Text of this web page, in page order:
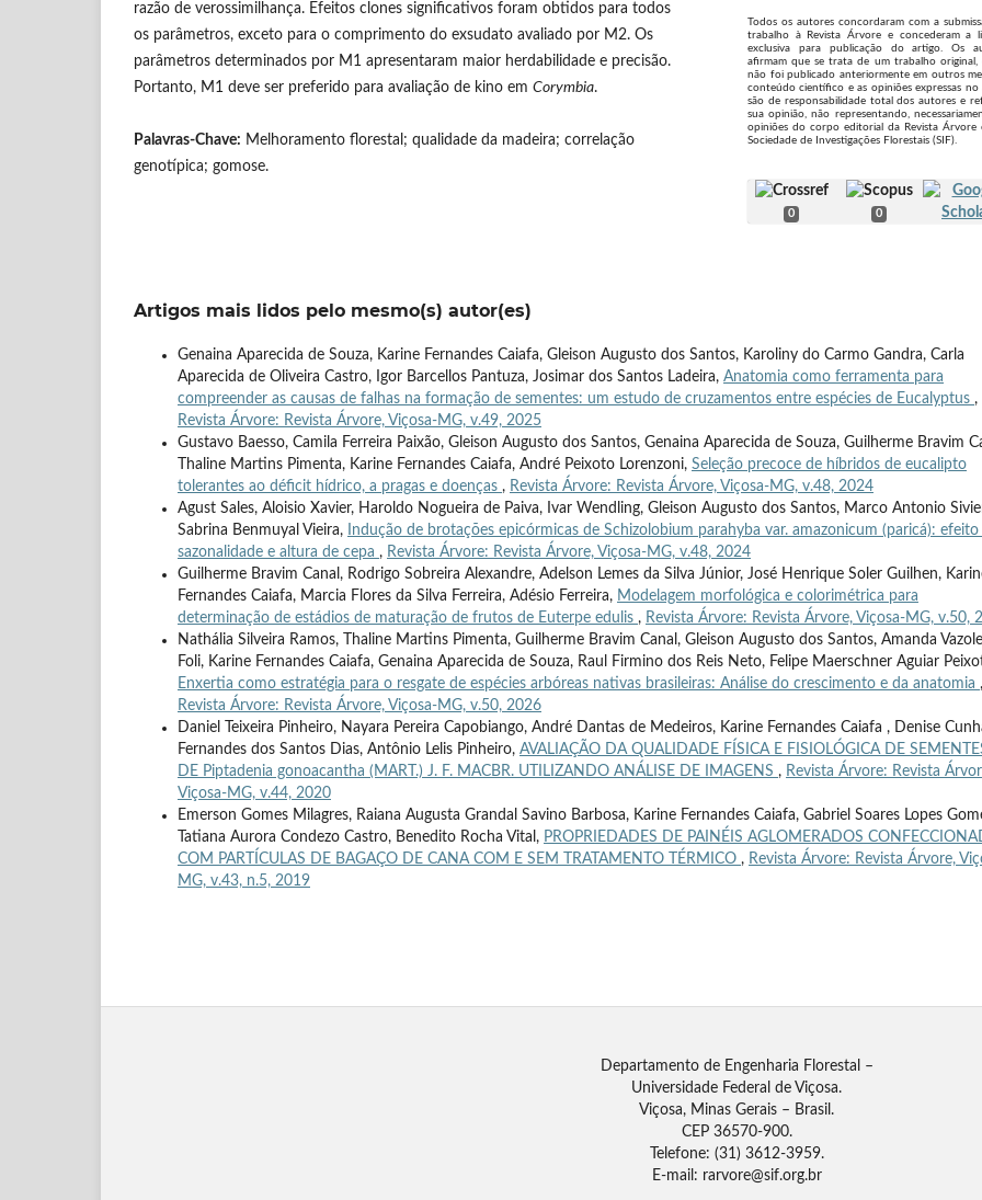
razão de verossimilhança. Efeitos clones significativos foram obtidos para todos
os parâmetros, exceto para o comprimento do exsudato avaliado por M2. Os
parâmetros determinados por M1 apresentaram maior herdabilidade e precisão.
Portanto, M1 deve ser preferido para avaliação de kino em Corymbia.
Palavras-Chave: Melhoramento florestal; qualidade da madeira; correlação
genotípica; gomose.
Todos os autores concordaram com a
trabalho à Revista Árvore e concederam a
exclusiva para publicação do artigo. Os
afirmam que se trata de um trabalho original,
não foi publicado anteriormente em outros
conteúdo científico e as opiniões expressas no
são de responsabilidade total dos autores e
sua opinião, não representando,
opiniões do corpo editorial da Revista Árvore
Sociedade de Investigações Florestais (SIF).
0 0
Artigos mais lidos pelo mesmo(s) autor(es)
Genaina Aparecida de Souza, Karine Fernandes Caiafa, Gleison Augusto dos Santos, Karoliny do Carmo Gandra, Carla
Aparecida de Oliveira Castro, Igor Barcellos Pantuza, Josimar dos Santos Ladeira, Anatomia como ferramenta para
compreender as causas de falhas na formação de sementes: um estudo de cruzamentos entre espécies de Eucalyptus ,
Revista Árvore: Revista Árvore, Viçosa-MG, v.49, 2025
Gustavo Baesso, Camila Ferreira Paixão, Gleison Augusto dos Santos, Genaina Aparecida de Souza, Guilherme Bravim
Thaline Martins Pimenta, Karine Fernandes Caiafa, André Peixoto Lorenzoni, Seleção precoce de híbridos de eucalipto
tolerantes ao déficit hídrico, a pragas e doenças , Revista Árvore: Revista Árvore, Viçosa-MG, v.48, 2024
Agust Sales, Aloisio Xavier, Haroldo Nogueira de Paiva, Ivar Wendling, Gleison Augusto dos Santos, Marco Antonio
Sabrina Benmuyal Vieira,
Indução de brotações epicórmicas de Schizolobium parahyba var. amazonicum (paricá): efeito
sazonalidade e altura de cepa , Revista Árvore: Revista Árvore, Viçosa-MG, v.48, 2024
Guilherme Bravim Canal, Rodrigo Sobreira Alexandre, Adelson Lemes da Silva Júnior, José Henrique Soler Guilhen,
Fernandes Caiafa, Marcia Flores da Silva Ferreira, Adésio Ferreira, Modelagem morfológica e colorimétrica para
determinação de estádios de maturação de frutos de Euterpe edulis , Revista Árvore: Revista Árvore, Viçosa-MG, v.50,
Nathália Silveira Ramos, Thaline Martins Pimenta, Guilherme Bravim Canal, Gleison Augusto dos Santos, Amanda
Foli, Karine Fernandes Caiafa, Genaina Aparecida de Souza, Raul Firmino dos Reis Neto, Felipe Maerschner Aguiar
Enxertia como estratégia para o resgate de espécies arbóreas nativas brasileiras: Análise do crescimento e da anatomia ,
Revista Árvore: Revista Árvore, Viçosa-MG, v.50, 2026
Daniel Teixeira Pinheiro, Nayara Pereira Capobiango, André Dantas de Medeiros, Karine Fernandes Caiafa , Denise
Fernandes dos Santos Dias, Antônio Lelis Pinheiro, AVALIAÇÃO DA QUALIDADE FÍSICA E FISIOLÓGICA DE
DE Piptadenia gonoacantha (MART.) J. F. MACBR. UTILIZANDO ANÁLISE DE IMAGENS , Revista Árvore: Revista
Viçosa-MG, v.44, 2020
Emerson Gomes Milagres, Raiana Augusta Grandal Savino Barbosa, Karine Fernandes Caiafa, Gabriel Soares Lopes
Tatiana Aurora Condezo Castro, Benedito Rocha Vital, PROPRIEDADES DE PAINÉIS AGLOMERADOS
COM PARTÍCULAS DE BAGAÇO DE CANA COM E SEM TRATAMENTO TÉRMICO , Revista Árvore: Revista Árvore,
MG, v.43, n.5, 2019
Departamento de Engenharia Florestal –
Universidade Federal de Viçosa.
Viçosa, Minas Gerais – Brasil.
CEP 36570-900.
Telefone: (31) 3612-3959.
E-mail: rarvore@sif.org.br